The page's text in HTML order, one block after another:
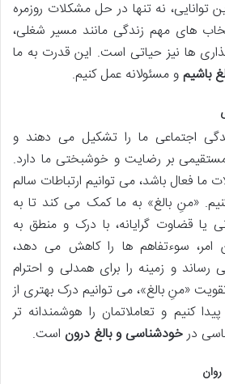
توانایی، نه تنها در حل مشکلات روزمره
های مهم زندگی مانند مسیر شغلی،
ها نیز حیاتی است. این قدرت به ما
باشیمو مسئولانه عمل کنیم.
اجتماعی ما را تشکیل می دهند و
مستقیمی بر رضایت و خوشبختی ما دارد.
ما فعال باشد، می توانیم ارتباطات سالم
«منِ بالغ» به ما کمک می کند تا به
قضاوت گرایانه، با درک و منطق به
امر، سوءتفاهم ها را کاهش می دهد،
و زمینه را برای همدلی و احترام
«منِ بالغ»، می توانیم درک بهتری از
کنیم و تعاملاتمان را هوشمندانه تر
درخودشناسی و بالغ درون است.